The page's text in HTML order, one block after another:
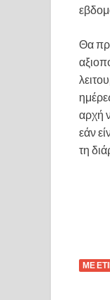
Θα
αρχή
εάν
τη
ΜΕ